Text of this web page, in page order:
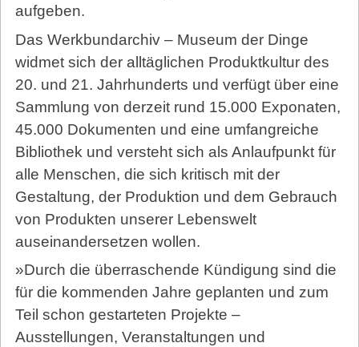
aufgeben.
Das Werkbundarchiv – Museum der Dinge
widmet sich der alltäglichen Produktkultur des
20. und 21. Jahrhunderts und verfügt über eine
Sammlung von derzeit rund 15.000 Exponaten,
45.000 Dokumenten und eine umfangreiche
Bibliothek und versteht sich als Anlaufpunkt für
alle Menschen, die sich kritisch mit der
Gestaltung, der Produktion und dem Gebrauch
von Produkten unserer Lebenswelt
auseinandersetzen wollen.
»Durch die überraschende Kündigung sind die
für die kommenden Jahre geplanten und zum
Teil schon gestarteten Projekte –
Ausstellungen, Veranstaltungen und